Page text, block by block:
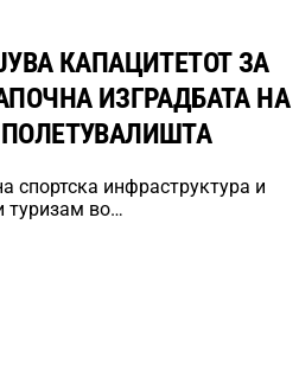
КАПАЦИТЕТОТ ЗА
ИЗГРАДБАТА НА
спортска инфраструктура и
туризам во…